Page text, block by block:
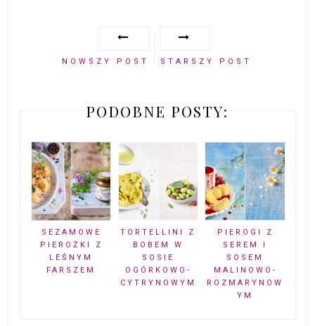
NOWSZY POST STARSZY POST
PODOBNE POSTY:
SEZAMOWE
PIEROŻKI Z
LEŚNYM
FARSZEM
TORTELLINI Z
BOBEM W
SOSIE
OGÓRKOWO-
CYTRYNOWYM
PIEROGI Z
SEREM I
SOSEM
MALINOWO-
ROZMARYNOW
YM